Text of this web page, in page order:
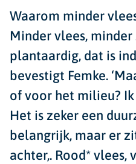
Waarom minder
Minder vlees,
plantaardig, dat is
bevestigt Femke.
of voor het milieu?
Het is zeker een
belangrijk, maar er
achter,. Rood*